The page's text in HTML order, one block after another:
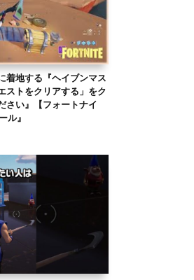
着地する『ヘイブンマス
ストをクリアする」をク
さい』【フォートナイ
ル』